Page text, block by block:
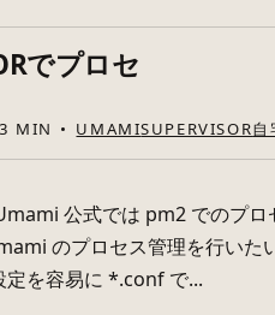
でプロセ
3 MIN UMAMISUPERVISOR自
公式では pm2 でのプ
のプロセス管理を行いた
定を容易に *.conf で...